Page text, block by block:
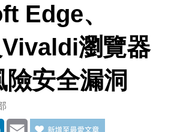
Edge、
瀏覽器
安全漏洞
LinkedIn
Email